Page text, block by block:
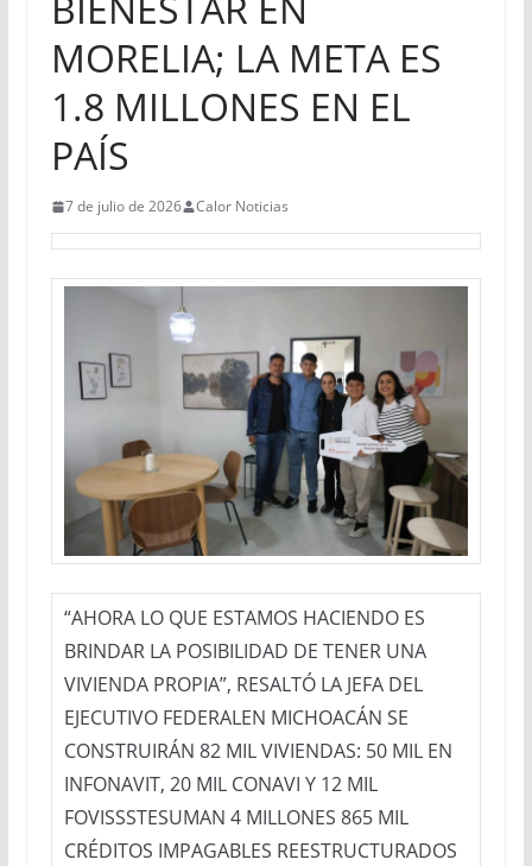
MORELIA; LA META ES
1.8 MILLONES EN EL
PAÍS
7 de julio de 2026 Calor Noticias
“AHORA LO QUE ESTAMOS HACIENDO ES
BRINDAR LA POSIBILIDAD DE TENER UNA
VIVIENDA PROPIA”, RESALTÓ LA JEFA DEL
EJECUTIVO FEDERALEN MICHOACÁN SE
CONSTRUIRÁN 82 MIL VIVIENDAS: 50 MIL EN
INFONAVIT, 20 MIL CONAVI Y 12 MIL
FOVISSSTESUMAN 4 MILLONES 865 MIL
CRÉDITOS IMPAGABLES REESTRUCTURADOS